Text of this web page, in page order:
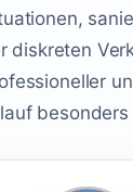
diskreten